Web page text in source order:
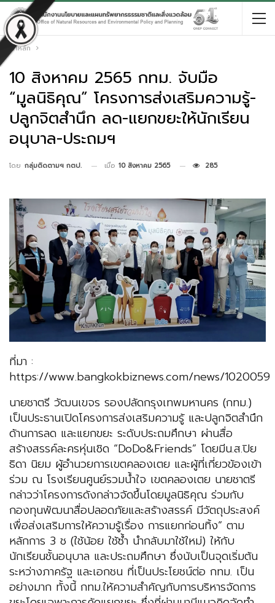
หน้าหลัก
10 สิงหาคม 2565 กทม. จับมือ
“มูลนิธิคุณ” โครงการส่งเสริมความรู้-
ปลูกจิตสำนึก ลด-แยกขยะให้นักเรียน
อนุบาล-ประถมฯ
โดย กลุ่มติดตามฯ กตป. เมื่อ 10 สิงหาคม 2565 285
ที่มา :
https://www.bangkokbiznews.com/news/1020059
นายชาตรี วัฒนเขจร รองปลัดกรุงเทพมหานคร (กทม.)
เป็นประธานเปิดโครงการส่งเสริมความรู้ และปลูกจิตสำนึก
ด้านการลด และแยกขยะ ระดับประถมศึกษา ผ่านสื่อ
สร้างสรรค์ละครหุ่นเชิด “DoDo&Friends” โดยมีน.ส.ปิย
ธิดา นิยม ผู้อำนวยการเขตคลองเตย และผู้ที่เกี่ยวข้องเข้า
ร่วม ณ โรงเรียนศูนย์รวมน้ำใจ เขตคลองเตย นายชาตรี
กล่าวว่าโครงการดังกล่าวจัดขึ้นโดยมูลนิธิคุณ ร่วมกับ
กองทุนพัฒนาสื่อปลอดภัยและสร้างสรรค์ มีวัตถุประสงค์
เพื่อส่งเสริมการให้ความรู้เรื่อง การแยกก่อนทิ้ง” ตาม
หลักการ 3 ช (ใช้น้อย ใช้ซ้ำ นำกลับมาใช้ใหม่) ให้กับ
นักเรียนชั้นอนุบาล และประถมศึกษา ซึ่งนับเป็นจุดเริ่มต้น
ระหว่างภาครัฐ และเอกชน ที่เป็นประโยชน์ต่อ กทม. เป็น
อย่างมาก ทั้งนี้ กทม.ให้ความสำคัญกับการบริหารจัดการ